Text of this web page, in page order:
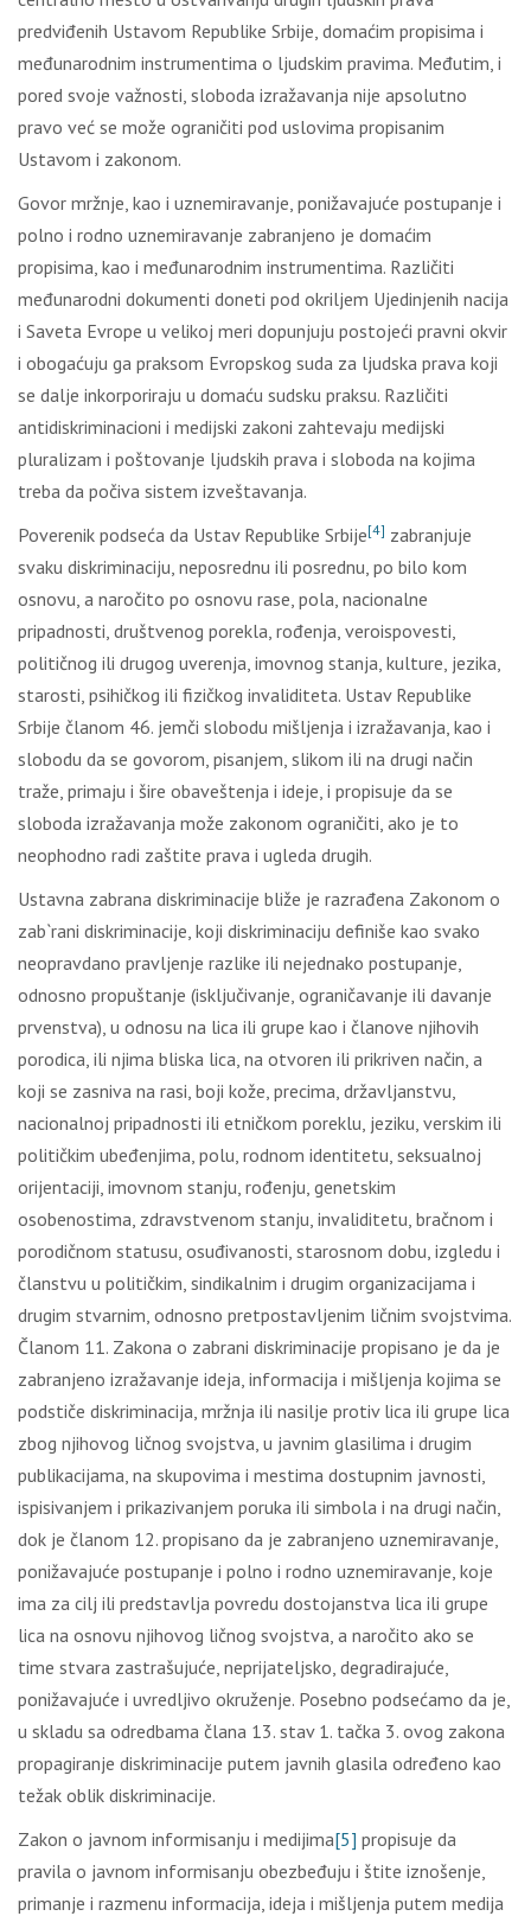
predviđenih Ustavom Republike Srbije, domaćim propisima i
međunarodnim instrumentima o ljudskim pravima. Međutim, i
pored svoje važnosti, sloboda izražavanja nije apsolutno
pravo već se može ograničiti pod uslovima propisanim
Ustavom i zakonom.
Govor mržnje, kao i uznemiravanje, ponižavajuće postupanje i
polno i rodno uznemiravanje zabranjeno je domaćim
propisima, kao i međunarodnim instrumentima. Različiti
međunarodni dokumenti doneti pod okriljem Ujedinjenih nacija
i Saveta Evrope u velikoj meri dopunjuju postojeći pravni okvir
i obogaćuju ga praksom Evropskog suda za ljudska prava koji
se dalje inkorporiraju u domaću sudsku praksu. Različiti
antidiskriminacioni i medijski zakoni zahtevaju medijski
pluralizam i poštovanje ljudskih prava i sloboda na kojima
treba da počiva sistem izveštavanja.
Poverenik podseća da Ustav Republike Srbije[4] zabranjuje
svaku diskriminaciju, neposrednu ili posrednu, po bilo kom
osnovu, a naročito po osnovu rase, pola, nacionalne
pripadnosti, društvenog porekla, rođenja, veroispovesti,
političnog ili drugog uverenja, imovnog stanja, kulture, jezika,
starosti, psihičkog ili fizičkog invaliditeta. Ustav Republike
Srbije članom 46. jemči slobodu mišljenja i izražavanja, kao i
slobodu da se govorom, pisanjem, slikom ili na drugi način
traže, primaju i šire obaveštenja i ideje, i propisuje da se
sloboda izražavanja može zakonom ograničiti, ako je to
neophodno radi zaštite prava i ugleda drugih.
Ustavna zabrana diskriminacije bliže je razrađena Zakonom o
zab`rani diskriminacije, koji diskriminaciju definiše kao svako
neopravdano pravljenje razlike ili nejednako postupanje,
odnosno propuštanje (isključivanje, ograničavanje ili davanje
prvenstva), u odnosu na lica ili grupe kao i članove njihovih
porodica, ili njima bliska lica, na otvoren ili prikriven način, a
koji se zasniva na rasi, boji kože, precima, državljanstvu,
nacionalnoj pripadnosti ili etničkom poreklu, jeziku, verskim ili
političkim ubeđenjima, polu, rodnom identitetu, seksualnoj
orijentaciji, imovnom stanju, rođenju, genetskim
osobenostima, zdravstvenom stanju, invaliditetu, bračnom i
porodičnom statusu, osuđivanosti, starosnom dobu, izgledu i
članstvu u političkim, sindikalnim i drugim organizacijama i
drugim stvarnim, odnosno pretpostavljenim ličnim svojstvima.
Članom 11. Zakona o zabrani diskriminacije propisano je da je
zabranjeno izražavanje ideja, informacija i mišljenja kojima se
podstiče diskriminacija, mržnja ili nasilje protiv lica ili grupe lica
zbog njihovog ličnog svojstva, u javnim glasilima i drugim
publikacijama, na skupovima i mestima dostupnim javnosti,
ispisivanjem i prikazivanjem poruka ili simbola i na drugi način,
dok je članom 12. propisano da je zabranjeno uznemiravanje,
ponižavajuće postupanje i polno i rodno uznemiravanje, koje
ima za cilj ili predstavlja povredu dostojanstva lica ili grupe
lica na osnovu njihovog ličnog svojstva, a naročito ako se
time stvara zastrašujuće, neprijateljsko, degradirajuće,
ponižavajuće i uvredljivo okruženje. Posebno podsećamo da je,
u skladu sa odredbama člana 13. stav 1. tačka 3. ovog zakona
propagiranje diskriminacije putem javnih glasila određeno kao
težak oblik diskriminacije.
Zakon o javnom informisanju i medijima[5] propisuje da
pravila o javnom informisanju obezbeđuju i štite iznošenje,
primanje i razmenu informacija, ideja i mišljenja putem medija